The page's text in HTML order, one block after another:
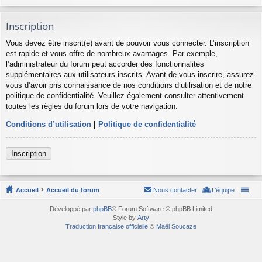
Inscription
Vous devez être inscrit(e) avant de pouvoir vous connecter. L’inscription
est rapide et vous offre de nombreux avantages. Par exemple,
l’administrateur du forum peut accorder des fonctionnalités
supplémentaires aux utilisateurs inscrits. Avant de vous inscrire, assurez-
vous d’avoir pris connaissance de nos conditions d’utilisation et de notre
politique de confidentialité. Veuillez également consulter attentivement
toutes les règles du forum lors de votre navigation.
Conditions d’utilisation | Politique de confidentialité
Inscription
Accueil Accueil du forum L’équipe
Nous contacter
Développé par phpBB® Forum Software © phpBB Limited
Style by Arty
Traduction française officielle © Maël Soucaze